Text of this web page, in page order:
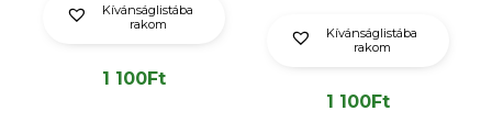
Kívánságlistába
rakom
1 100Ft
Kívánságlistába
rakom
1 100Ft